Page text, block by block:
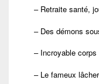
– Retraite santé,
– Des démons
– Incroyable corps
– Le fameux